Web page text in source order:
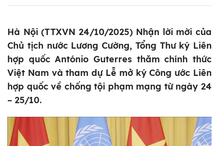
Hà Nội (TTXVN 24/10/2025) Nhận lời mời của
Chủ tịch nước Lương Cường, Tổng Thư ký Liên
hợp quốc António Guterres thăm chính thức
Việt Nam và tham dự Lễ mở ký Công ước Liên
hợp quốc về chống tội phạm mạng từ ngày 24
– 25/10.